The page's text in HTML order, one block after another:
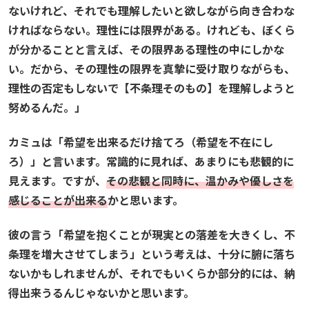
ないけれど、それでも理解したいと欲しながら向き合わな
ければならない。理性には限界がある。けれども、ぼくら
が分かることと言えば、その限界ある理性の中にしかな
い。だから、その理性の限界を真摯に受け取りながらも、
理性の否定もしないで【不条理そのもの】を理解しようと
努めるんだ。」
カミュは「希望を出来るだけ捨てろ（希望を不在にし
ろ）」と言います。常識的に見れば、あまりにも悲観的に
見えます。ですが、 その悲観と同時に、温かみや優しさを
感じることが出来るかと思います。
彼の言う「希望を抱くことが現実との落差を大きくし、不
条理を増大させてしまう」という考えは、十分に腑に落ち
ないかもしれませんが、それでもいくらか部分的には、納
得出来うるんじゃないかと思います。